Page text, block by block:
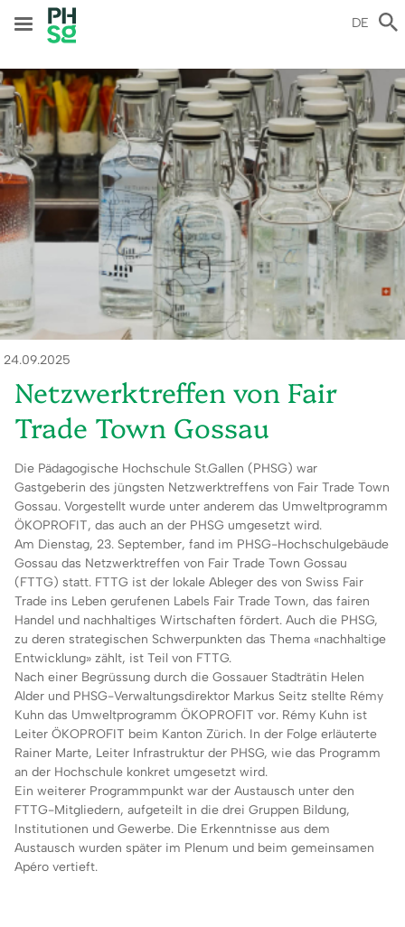
zum
Inhalt
DE
24.09.2025
Netzwerktreffen von Fair
Trade Town Gossau
Die Pädagogische Hochschule St.Gallen (PHSG) war
Gastgeberin des jüngsten Netzwerktreffens von Fair Trade Town
Gossau. Vorgestellt wurde unter anderem das Umweltprogramm
ÖKOPROFIT, das auch an der PHSG umgesetzt wird.
Am Dienstag, 23. September, fand im PHSG-Hochschulgebäude
Gossau das Netzwerktreffen von Fair Trade Town Gossau
(FTTG) statt. FTTG ist der lokale Ableger des von Swiss Fair
Trade ins Leben gerufenen Labels Fair Trade Town, das fairen
Handel und nachhaltiges Wirtschaften fördert. Auch die PHSG,
zu deren strategischen Schwerpunkten das Thema «nachhaltige
Entwicklung» zählt, ist Teil von FTTG.
Nach einer Begrüssung durch die Gossauer Stadträtin Helen
Alder und PHSG-Verwaltungsdirektor Markus Seitz stellte Rémy
Kuhn das Umweltprogramm ÖKOPROFIT vor. Rémy Kuhn ist
Leiter ÖKOPROFIT beim Kanton Zürich. In der Folge erläuterte
Rainer Marte, Leiter Infrastruktur der PHSG, wie das Programm
an der Hochschule konkret umgesetzt wird.
Ein weiterer Programmpunkt war der Austausch unter den
FTTG-Mitgliedern, aufgeteilt in die drei Gruppen Bildung,
Institutionen und Gewerbe. Die Erkenntnisse aus dem
Austausch wurden später im Plenum und beim gemeinsamen
Apéro vertieft.